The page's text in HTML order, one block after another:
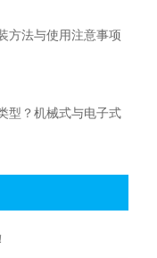
方法与使用注意事项
型？机械式与电子式